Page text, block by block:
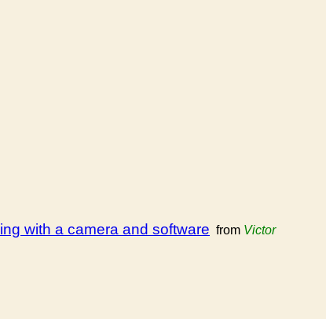
with a camera and software from Victor